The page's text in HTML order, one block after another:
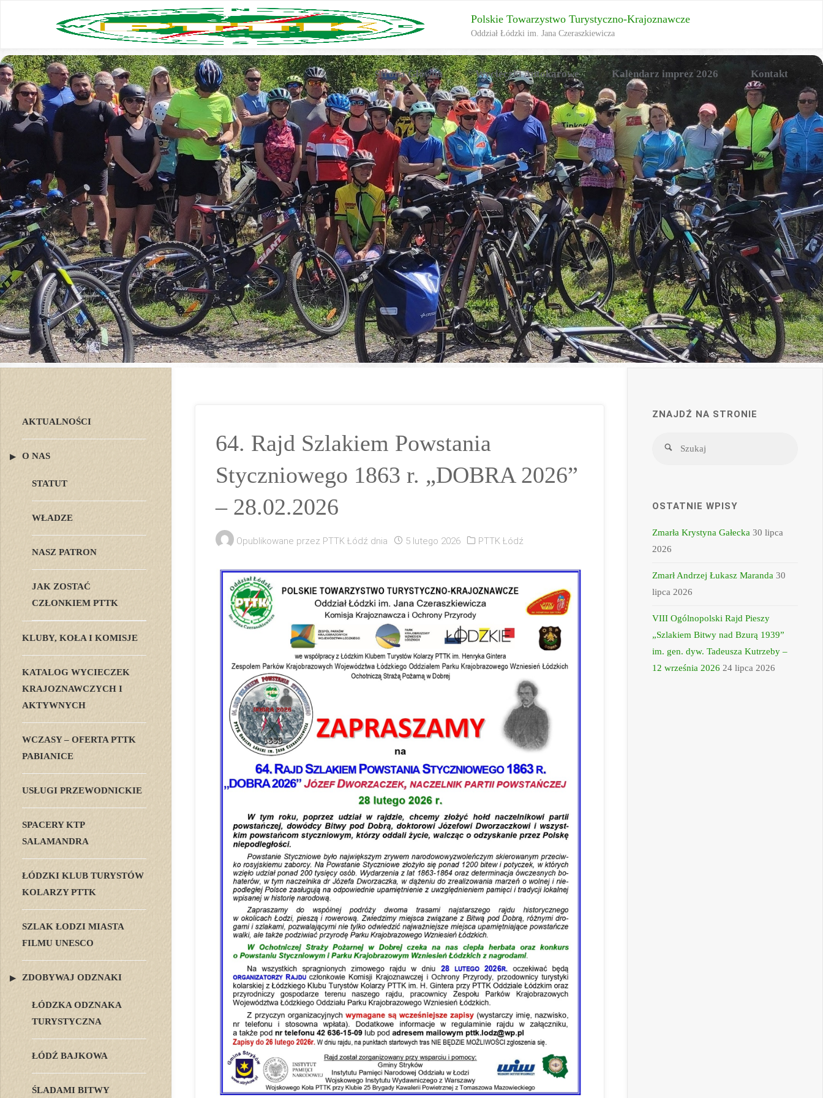
Polskie Towarzystwo Turystyczno-Krajoznawcze
Oddział Łódzki im. Jana Czeraszkiewicza
Przejdź
do
treści
Strona Główna Wycieczki Autokarowe Kalendarz imprez 2026 Kontakt
64. Rajd Szlakiem Powstania
Styczniowego 1863 r. „DOBRA 2026”
– 28.02.2026
Opublikowane przez PTTK Łódź dnia 5 lutego 2026 PTTK Łódź
AKTUALNOŚCI
O NAS
STATUT
WŁADZE
NASZ PATRON
JAK ZOSTAĆ
CZŁONKIEM PTTK
KLUBY, KOŁA I KOMISJE
KATALOG WYCIECZEK
KRAJOZNAWCZYCH I
AKTYWNYCH
WCZASY – OFERTA PTTK
PABIANICE
USŁUGI PRZEWODNICKIE
SPACERY KTP
SALAMANDRA
ŁÓDZKI KLUB TURYSTÓW
KOLARZY PTTK
SZLAK ŁODZI MIASTA
FILMU UNESCO
ZDOBYWAJ ODZNAKI
ŁÓDZKA ODZNAKA
TURYSTYCZNA
ŁÓDŹ BAJKOWA
ŚLADAMI BITWY
ZNAJDŹ NA STRONIE
Szukaj
OSTATNIE WPISY
Zmarła Krystyna Gałecka 30 lipca
2026
Zmarł Andrzej Łukasz Maranda 30
lipca 2026
VIII Ogólnopolski Rajd Pieszy
„Szlakiem Bitwy nad Bzurą 1939”
im. gen. dyw. Tadeusza Kutrzeby –
12 września 2026 24 lipca 2026